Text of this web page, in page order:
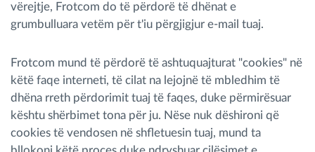
vërejtje, Frotcom do të përdorë të dhënat e
grumbulluara vetëm për t'iu përgjigjur e-mail tuaj.
Frotcom mund të përdorë të ashtuquajturat "cookies" në
këtë faqe interneti, të cilat na lejojnë të mbledhim të
dhëna rreth përdorimit tuaj të faqes, duke përmirësuar
kështu shërbimet tona për ju. Nëse nuk dëshironi që
cookies të vendosen në shfletuesin tuaj, mund ta